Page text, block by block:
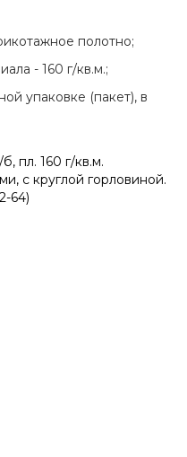
полотно;
- 160 г/кв.м.;
упаковке (пакет), в
пл. 160 г/кв.м.
с круглой горловиной.
64)